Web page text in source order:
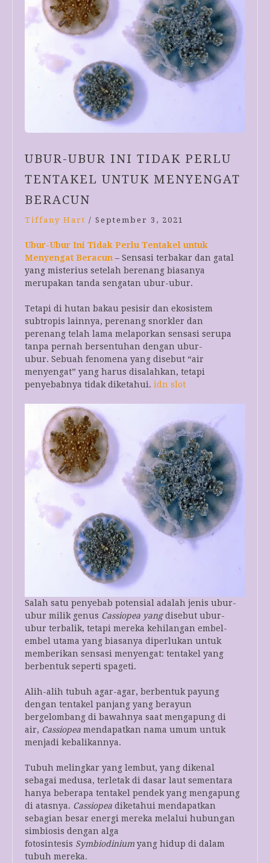
UBUR-UBUR INI TIDAK PERLU
TENTAKEL UNTUK MENYENGAT
BERACUN
Tiffany Hart / September 3, 2021
Ubur-Ubur Ini Tidak Perlu Tentakel untuk
Menyengat Beracun – Sensasi terbakar dan gatal
yang misterius setelah berenang biasanya
merupakan tanda sengatan ubur-ubur.
Tetapi di hutan bakau pesisir dan ekosistem
subtropis lainnya, perenang snorkler dan
perenang telah lama melaporkan sensasi serupa
tanpa pernah bersentuhan dengan ubur-
ubur. Sebuah fenomena yang disebut “air
menyengat” yang harus disalahkan, tetapi
penyebabnya tidak diketahui. idn slot
Salah satu penyebab potensial adalah jenis ubur-
ubur milik genus Cassiopea yangdisebut ubur-
ubur terbalik, tetapi mereka kehilangan embel-
embel utama yang biasanya diperlukan untuk
memberikan sensasi menyengat: tentakel yang
berbentuk seperti spageti.
Alih-alih tubuh agar-agar, berbentuk payung
dengan tentakel panjang yang berayun
bergelombang di bawahnya saat mengapung di
air, Cassiopea mendapatkan nama umum untuk
menjadi kebalikannya.
Tubuh melingkar yang lembut, yang dikenal
sebagai medusa, terletak di dasar laut sementara
hanya beberapa tentakel pendek yang mengapung
di atasnya. Cassiopea diketahui mendapatkan
sebagian besar energi mereka melalui hubungan
simbiosis dengan alga
fotosintesis Symbiodinium yang hidup di dalam
tubuh mereka.